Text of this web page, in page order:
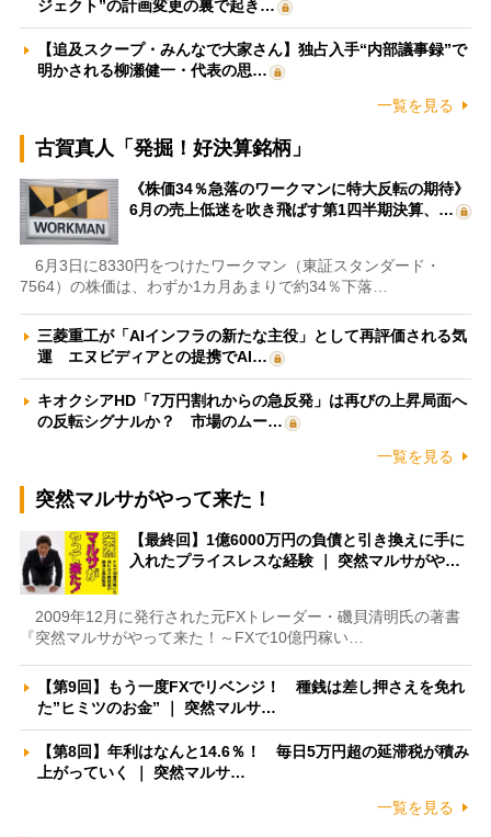
ジェクト”の計画変更の裏で起き…
【追及スクープ・みんなで大家さん】独占入手“内部議事録”で
明かされる柳瀬健一・代表の思…
一覧を見る
古賀真人「発掘！好決算銘柄」
《株価34％急落のワークマンに特大反転の期待》
6月の売上低迷を吹き飛ばす第1四半期決算、…
6月3日に8330円をつけたワークマン（東証スタンダード・
7564）の株価は、わずか1カ月あまりで約34％下落…
三菱重工が「AIインフラの新たな主役」として再評価される気
運 エヌビディアとの提携でAI…
キオクシアHD「7万円割れからの急反発」は再びの上昇局面へ
の反転シグナルか？ 市場のムー…
一覧を見る
突然マルサがやって来た！
【最終回】1億6000万円の負債と引き換えに手に
入れたプライスレスな経験 ｜ 突然マルサがや…
2009年12月に発行された元FXトレーダー・磯貝清明氏の著書
『突然マルサがやって来た！～FXで10億円稼い…
【第9回】もう一度FXでリベンジ！ 種銭は差し押さえを免れ
た”ヒミツのお金” ｜ 突然マルサ…
【第8回】年利はなんと14.6％！ 毎日5万円超の延滞税が積み
上がっていく ｜ 突然マルサ…
一覧を見る